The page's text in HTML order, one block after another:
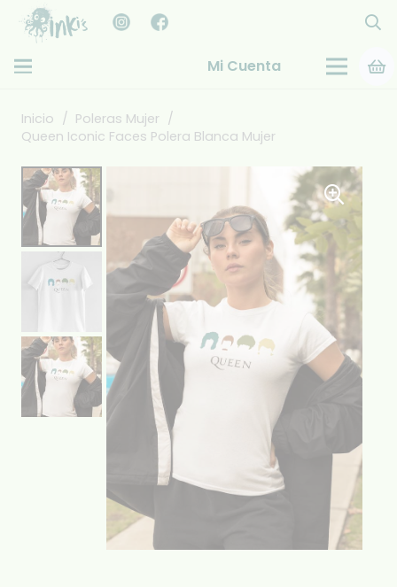
Mi Cuenta
Inicio / Poleras Mujer /
Queen Iconic Faces Polera Blanca Mujer